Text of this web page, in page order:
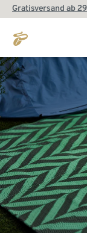
Gratisversand ab